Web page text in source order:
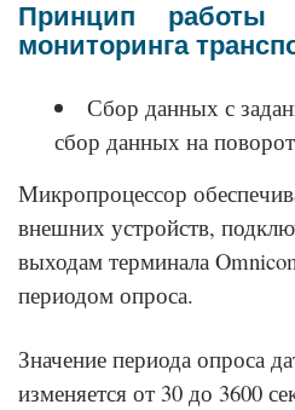
Принцип работы
мониторинга
Сбор данных с
сбор данных на
Микропроцессор
внешних устройств,
выходам терминала
периодом опроса.
Значение периода опроса
изменяется от 30 до 3600